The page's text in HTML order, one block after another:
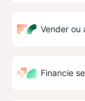
Vender ou
Financie